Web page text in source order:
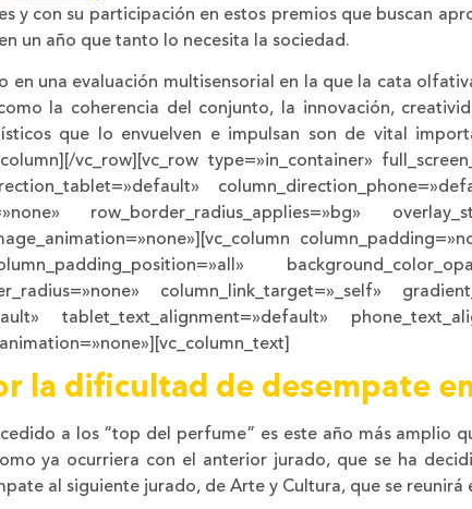
y con su participación en estos premios que buscan
un año que tanto lo necesita la sociedad.
en una evaluación multisensorial en la que la cata
la coherencia del conjunto, la innovación,
que lo envuelven e impulsan son de vital
vc_row][vc_row type=»in_container»
row_border_radius_applies=»bg»
column_link_target=»_self»
tablet_text_alignment=»default»
la dificultad de desempate
a los “top del perfume” es este año más amplio
ya ocurriera con el anterior jurado, que se ha
al siguiente jurado, de Arte y Cultura, que se reunirá